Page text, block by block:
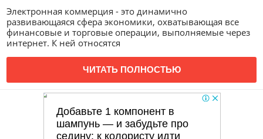
Электронная коммерция - это динамично
развивающаяся сфера экономики, охватывающая все
финансовые и торговые операции, выполняемые через
интернет. К ней относятся
ЧИТАТЬ ПОЛНОСТЬЮ